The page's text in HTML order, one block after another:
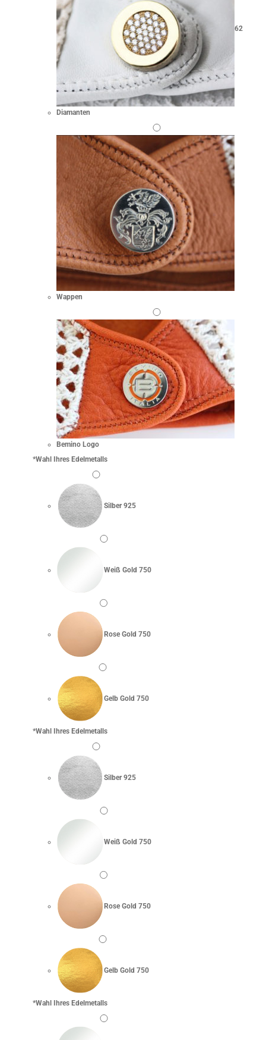
62
Diamanten
Wappen
Bemino Logo
*Wahl Ihres Edelmetalls
Silber 925
Weiß Gold 750
Rose Gold 750
Gelb Gold 750
*Wahl Ihres Edelmetalls
Silber 925
Weiß Gold 750
Rose Gold 750
Gelb Gold 750
*Wahl Ihres Edelmetalls